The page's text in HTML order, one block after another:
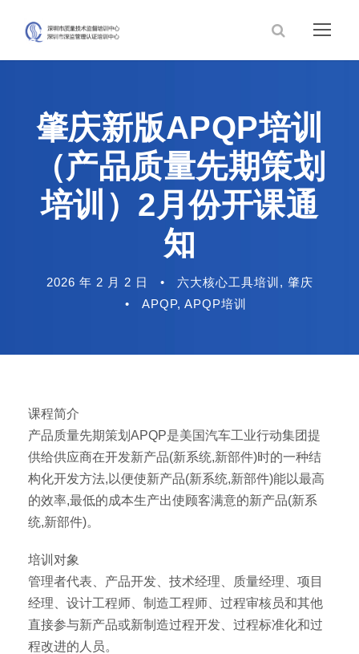
肇庆新版APQP培训
（产品质量先期策划
培训）2月份开课通
知
2026 年 2 月 2 日 • 六大核心工具培训 , 肇庆
•
APQP, APQP培训
课程简介
产品质量先期策划APQP是美国汽车工业行动集团提
供给供应商在开发新产品(新系统,新部件)时的一种结
构化开发方法,以便使新产品(新系统,新部件)能以最高
的效率,最低的成本生产出使顾客满意的新产品(新系
统,新部件)。
培训对象
管理者代表、产品开发、技术经理、质量经理、项目
经理、设计工程师、制造工程师、过程审核员和其他
直接参与新产品或新制造过程开发、过程标准化和过
程改进的人员。